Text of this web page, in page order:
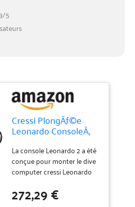
5
Cressi PlongÃƒ©e
Leonardo ConsoleÃ‚
La console Leonardo 2 a été
conçue pour monter le dive
computer cressi Leonardo
qui se distingue par son
design, son encombrement
272,29 €